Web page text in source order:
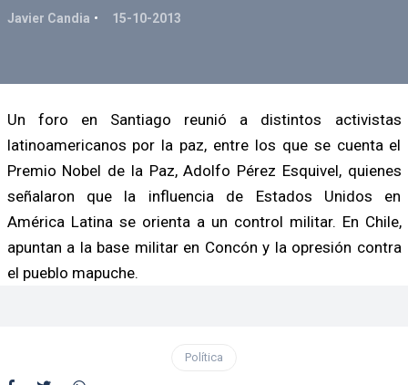
Javier Candia 15-10-2013
Un foro en Santiago reunió a distintos activistas
latinoamericanos por la paz, entre los que se cuenta el
Premio Nobel de la Paz, Adolfo Pérez Esquivel, quienes
señalaron que la influencia de Estados Unidos en
América Latina se orienta a un control militar. En Chile,
apuntan a la base militar en Concón y la opresión contra
el pueblo mapuche.
Política